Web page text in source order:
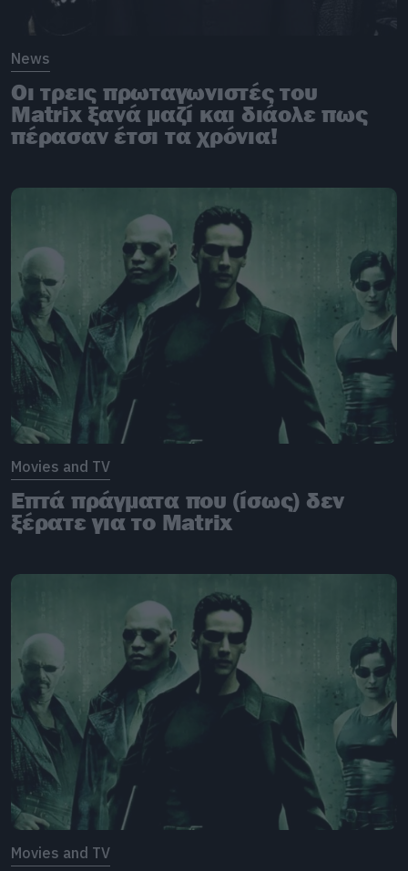
News
Οι τρεις πρωταγωνιστές του
Matrix ξανά μαζί και διάολε πως
πέρασαν έτσι τα χρόνια!
Movies and TV
Επτά πράγματα που (ίσως) δεν
ξέρατε για το Matrix
Movies and TV